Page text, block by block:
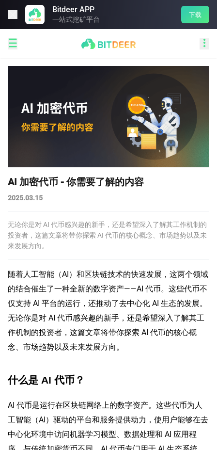
Bitdeer APP
一站式挖矿平台
下载
 
AI 加密代币 - 你需要了解的内容
2025.03.15
无论你是对 AI 代币感兴趣的新手，还是希望深入了解其工作机制的
投资者，这篇文章将带你探索 AI 代币的核心概念、市场趋势以及未
来发展方向。
随着人工智能（AI）和区块链技术的快速发展，这两个领域
的结合催生了一种全新的数字资产——AI 代币。这些代币不
仅支持 AI 平台的运行，还推动了去中心化 AI 生态的发展。
无论你是对 AI 代币感兴趣的新手，还是希望深入了解其工
作机制的投资者，这篇文章将带你探索 AI 代币的核心概
念、市场趋势以及未来发展方向。
什么是 AI 代币？
AI 代币是运行在区块链网络上的数字资产。这些代币为人
工智能（AI）驱动的平台和服务提供动力，使用户能够在去
中心化环境中访问机器学习模型、数据处理和 AI 应用程